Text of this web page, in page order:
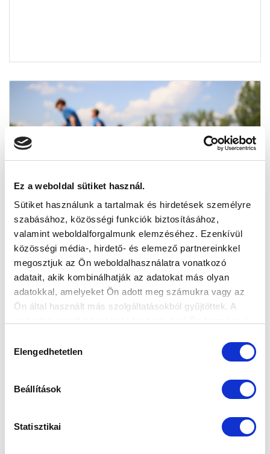
Ez a weboldal sütiket használ.
Sütiket használunk a tartalmak és hirdetések személyre
szabásához, közösségi funkciók biztosításához,
valamint weboldalforgalmunk elemzéséhez. Ezenkívül
közösségi média-, hirdető- és elemező partnereinkkel
megosztjuk az Ön weboldalhasználatra vonatkozó
adatait, akik kombinálhatják az adatokat más olyan
adatokkal, amelyeket Ön adott meg számukra vagy az
Ön által használt más szolgáltatásokból gyűjtöttek. A
kiválasztása
Elengedhetetlen
Beállítások
Statisztikai
EDZŐTÁBOROZIK NB III-AS CSAPATUNK
2024-07-09 11:13:15
A héten Lipóton folytatja a felkészülést második számú
gárdánk.